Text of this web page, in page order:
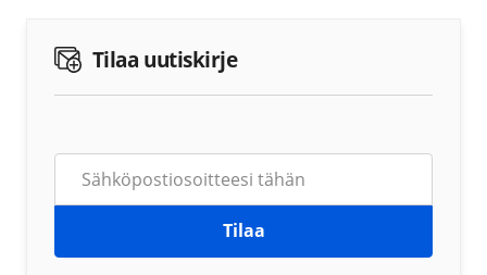
Tilaa uutiskirje
Tilaa